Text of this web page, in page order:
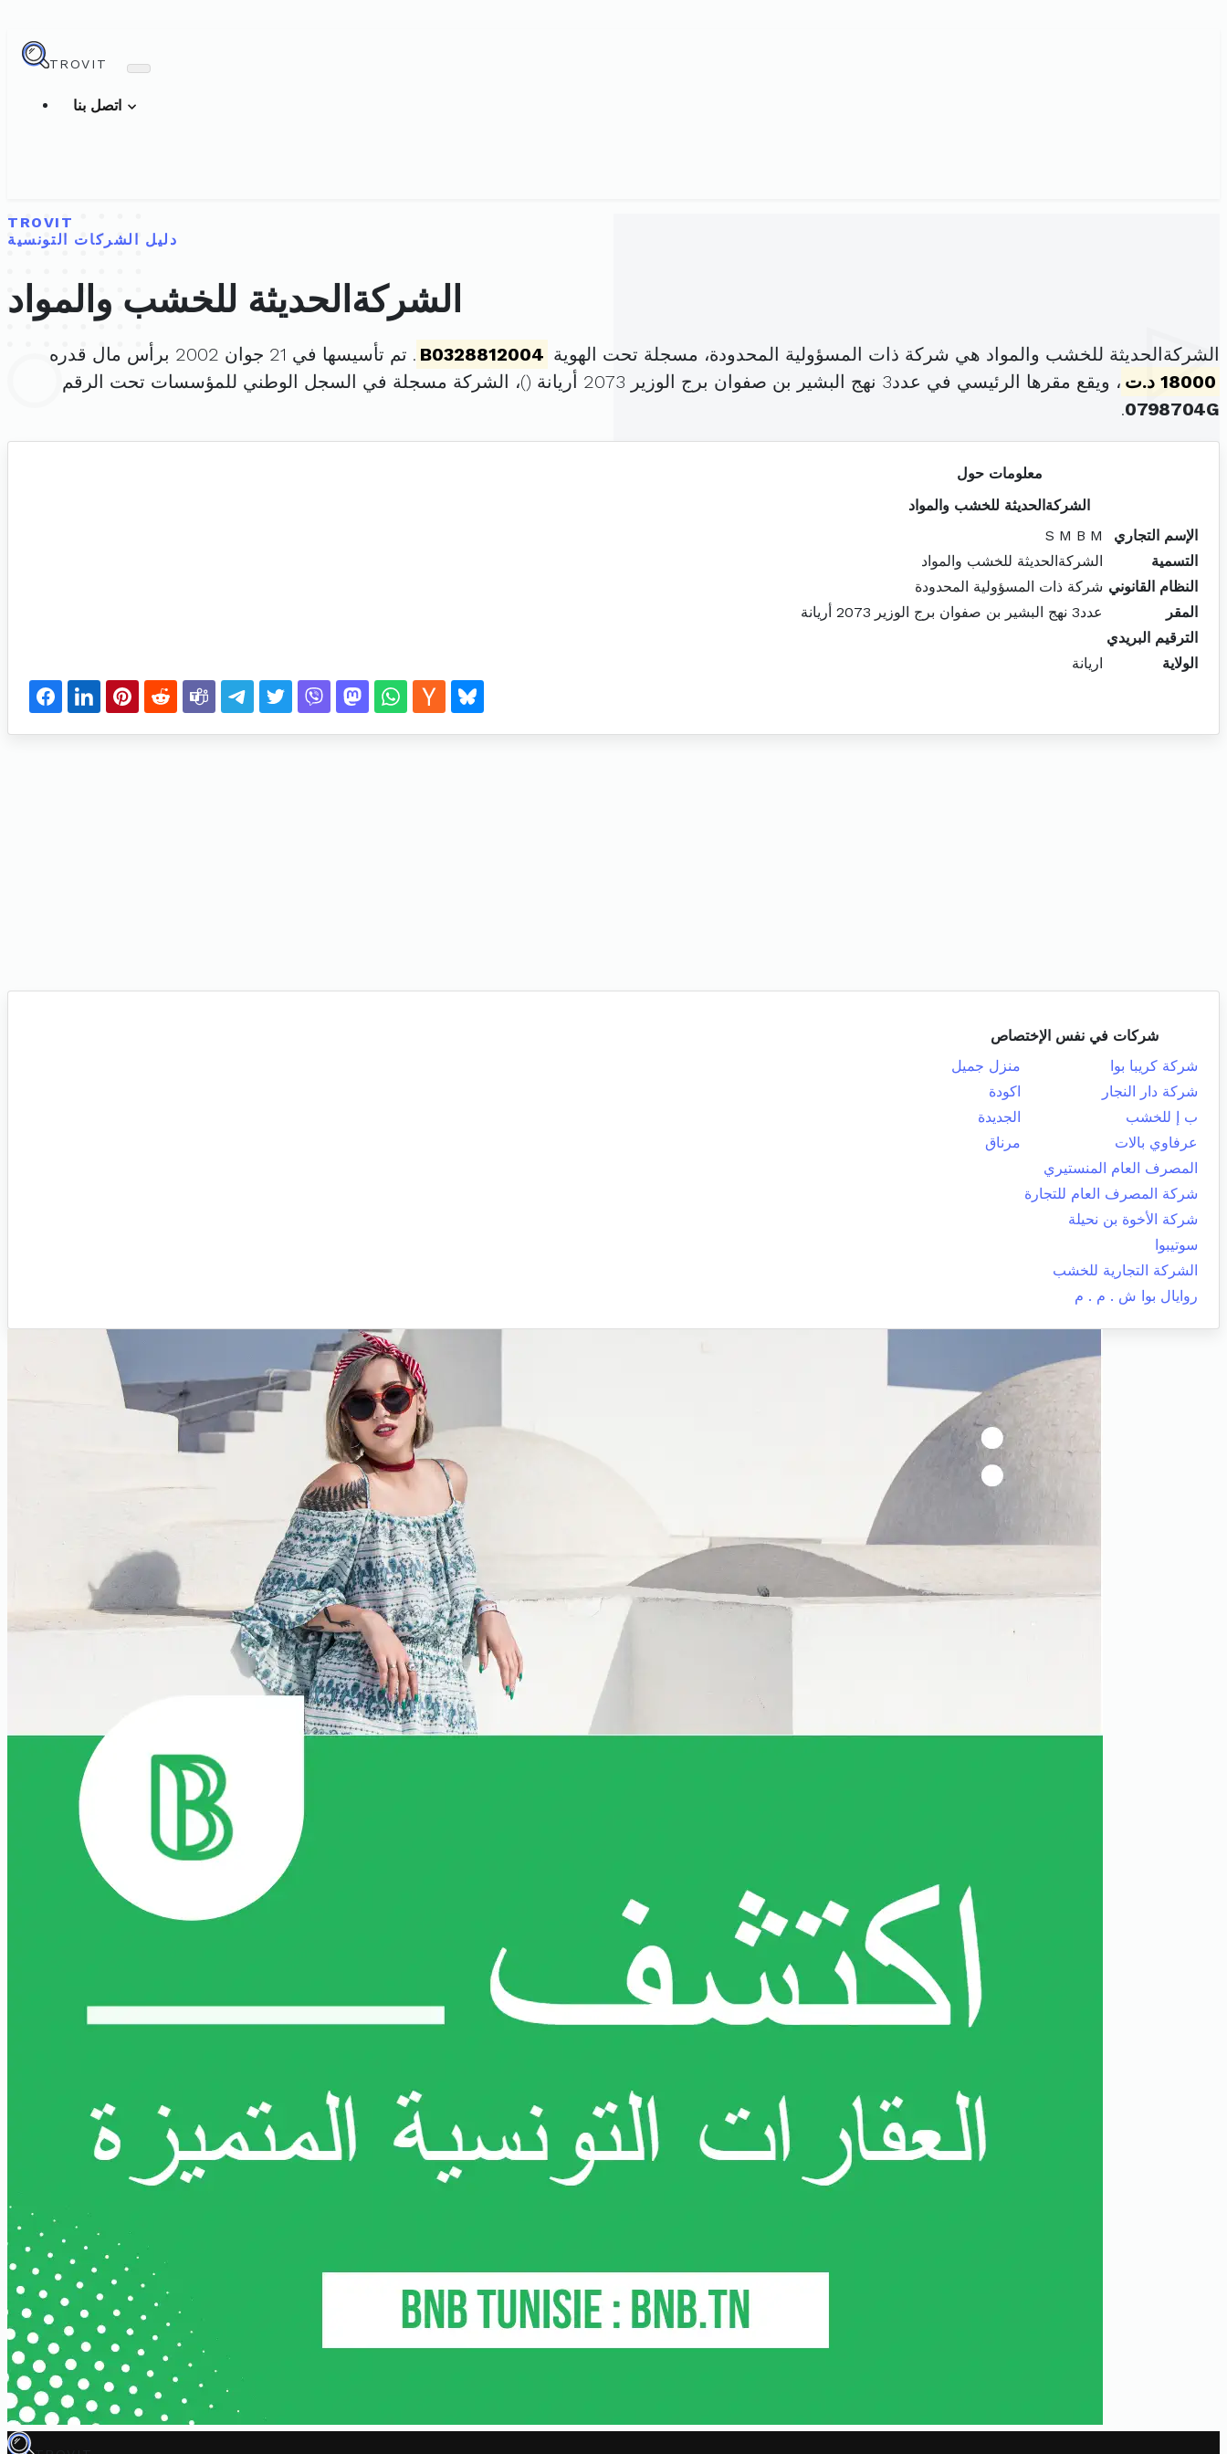
TROVIT
TROVIT
دليل الشركات التونسية
الشركةالحديثة للخشب والمواد
الشركةالحديثة للخشب والمواد هي شركة ذات المسؤولية المحدودة، مسجلة تحت الهوية B0328812004 . تم تأسيسها في 21 جوان 2002 برأس مال قدره
18000 د.ت
، ويقع مقرها الرئيسي في عدد3 نهج البشير بن صفوان برج الوزير 2073 أريانة (
)، الشركة مسجلة في السجل الوطني للمؤسسات تحت الرقم
0798704G
.
معلومات حول
الشركةالحديثة للخشب والمواد
الإسم التجاري
S M B M
التسمية
الشركةالحديثة للخشب والمواد
النظام القانوني شركة ذات المسؤولية المحدودة
المقر
عدد3 نهج البشير بن صفوان برج الوزير 2073 أريانة
الترقيم البريدي
الولاية
اريانة
شركات في نفس الإختصاص
شركة كريبا بوا
منزل جميل
شركة دار النجار
اكودة
ب إ للخشب
الجديدة
عرفاوي بالات
مرناق
المصرف العام المنستيري
شركة المصرف العام للتجارة
شركة الأخوة بن نحيلة
سوتيبوا
الشركة التجارية للخشب
روايال بوا ش . م . م